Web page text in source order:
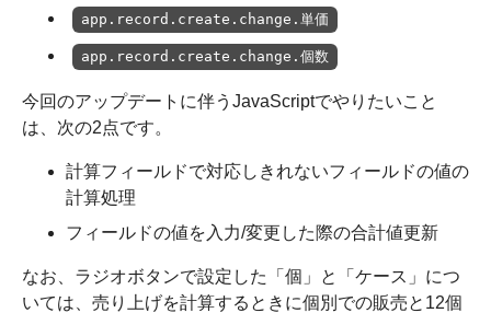
app.record.create.change.単価
app.record.create.change.個数
今回のアップデートに伴うJavaScriptでやりたいこと
は、次の2点です。
計算フィールドで対応しきれないフィールドの値の
計算処理
フィールドの値を入力/変更した際の合計値更新
なお、ラジオボタンで設定した「個」と「ケース」につ
いては、売り上げを計算するときに個別での販売と12個